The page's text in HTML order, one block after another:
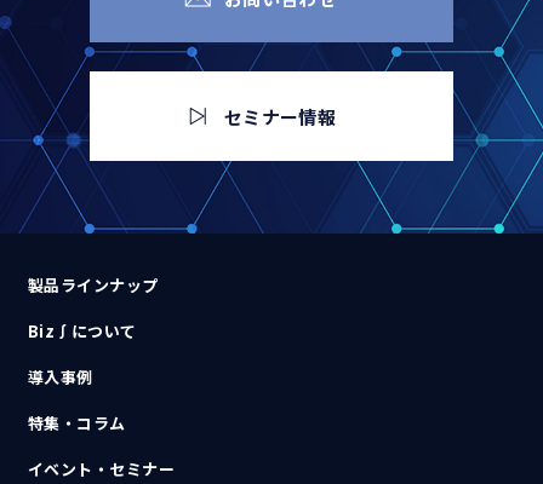
セミナー情報
製品ラインナップ
Biz∫について
導入事例
特集・コラム
イベント・セミナー